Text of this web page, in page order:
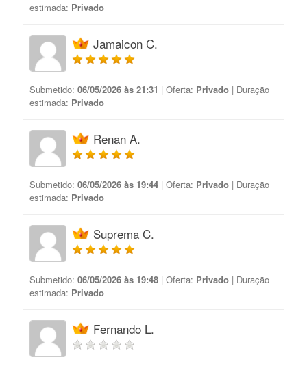
estimada: Privado
Jamaicon C.
Submetido: 06/05/2026 às 21:31 | Oferta: Privado | Duração
estimada: Privado
Renan A.
Submetido: 06/05/2026 às 19:44 | Oferta: Privado | Duração
estimada: Privado
Suprema C.
Submetido: 06/05/2026 às 19:48 | Oferta: Privado | Duração
estimada: Privado
Fernando L.